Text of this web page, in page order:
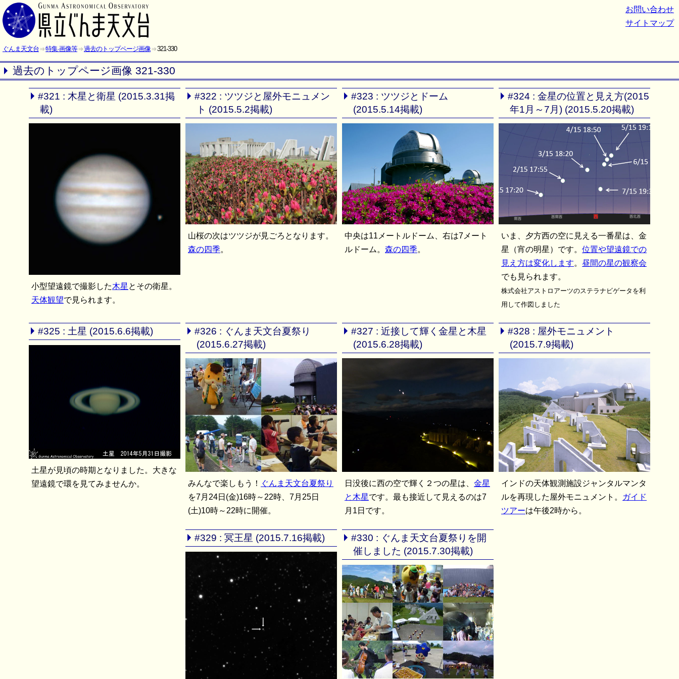
お問い合わせ
サイトマップ
ぐんま天文台 特集·画像等 過去のトップページ画像 321-330
過去のトップページ画像 321-330
#321 : 木星と衛星 (2015.3.31掲
載)
小型望遠鏡で撮影した木星 とその衛星。
天体観望で見られます。
#322 : ツツジと屋外モニュメン
ト (2015.5.2掲載)
山桜の次はツツジが見ごろとなります。
森の四季。
#323 : ツツジとドーム
(2015.5.14掲載)
中央は11メートルドーム、右は7メート
ルドーム。 森の四季。
#324 : 金星の位置と見え方(2015
年1月～7月) (2015.5.20掲載)
いま、夕方西の空に見える一番星は、金
星（宵の明星）です。 位置や望遠鏡での
見え方は変化します。 昼間の星の観察会
でも見られます。
株式会社アストロアーツのステラナビゲータを利
用して作図しました
#325 : 土星 (2015.6.6掲載)
土星が見頃の時期となりました。大きな
望遠鏡で環を見てみませんか。
#326 : ぐんま天文台夏祭り
(2015.6.27掲載)
みんなで楽しもう！ ぐんま天文台夏祭り
を7月24日(金)16時～22時、7月25日
(土)10時～22時に開催。
#327 : 近接して輝く金星と木星
(2015.6.28掲載)
日没後に西の空で輝く２つの星は、 金星
と木星です。最も接近して見えるのは7
月1日です。
#328 : 屋外モニュメント
(2015.7.9掲載)
インドの天体観測施設ジャンタルマンタ
ルを再現した屋外モニュメント。
ガイド
ツアーは午後2時から。
#329 : 冥王星 (2015.7.16掲載)
#330 : ぐんま天文台夏祭りを開
催しました (2015.7.30掲載)